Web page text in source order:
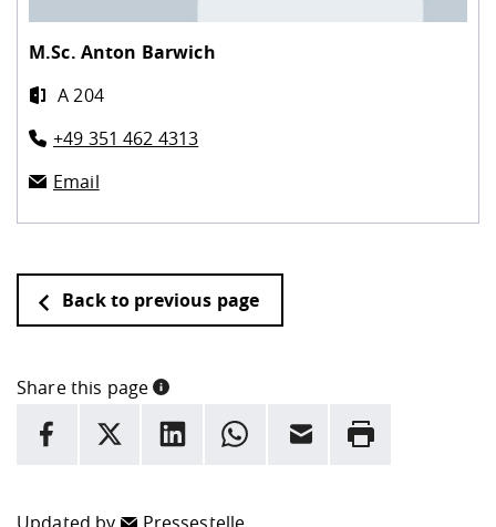
M.Sc. Anton Barwich
A 204
+49 351 462 4313
Email
Back to previous page
Share this page
INFORMATION
facebook
X LinkedInwhatsappEmail Rrint